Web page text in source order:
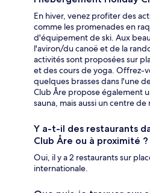
En hiver, venez profiter des
comme les promenades en
d'équipement de ski. Aux
l'aviron/du canoë et de la
activités sont proposées sur
et des cours de yoga. Offrez-
quelques brasses dans l'une
Club Åre propose également
sauna, mais aussi un centre
Y a-t-il des restaurants
Club Åre ou à proximité ?
Oui, il y a 2 restaurants sur
internationale.